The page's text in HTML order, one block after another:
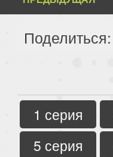
Поделиться:
1 серия
5 серия